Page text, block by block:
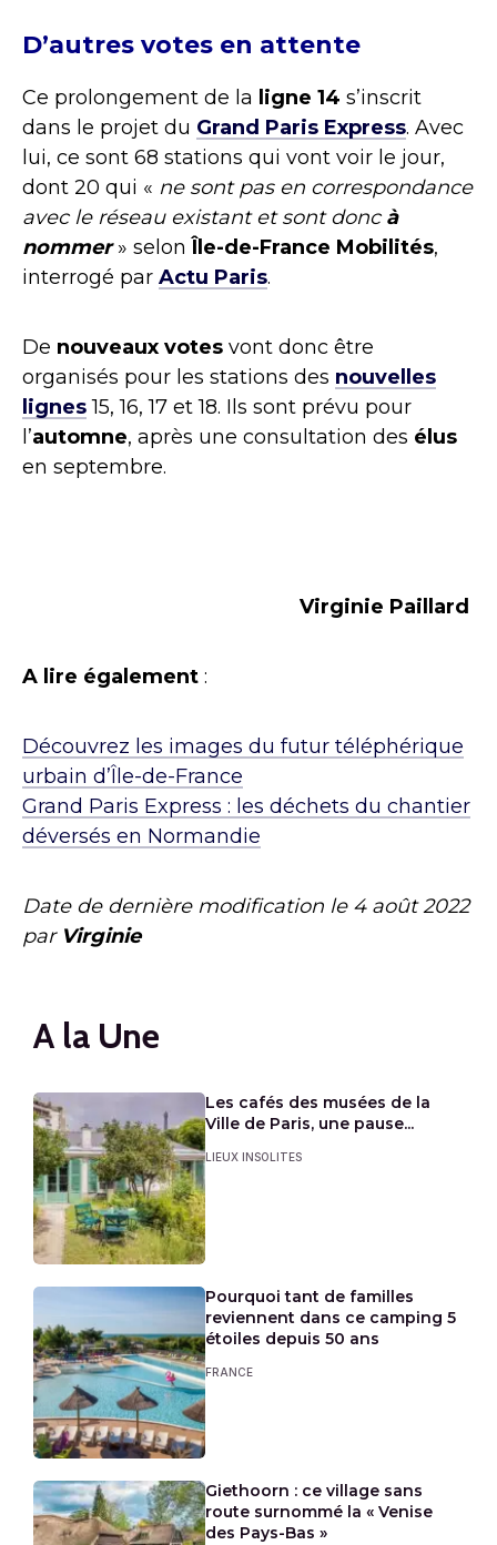
D’autres votes en attente
Ce prolongement de la ligne 14 s’inscrit
dans le projet du Grand Paris Express. Avec
lui, ce sont 68 stations qui vont voir le jour,
dont 20 qui « ne sont pas en correspondance
avec le réseau existant et sont doncà
nommer » selon Île-de-France Mobilités,
interrogé par Actu Paris.
De nouveaux votes vont donc être
organisés pour les stations des nouvelles
lignes15, 16, 17 et 18. Ils sont prévu pour
l’automne, après une consultation des élus
en septembre.
Virginie Paillard
A lire également :
Découvrez les images du futur téléphérique
urbain d’Île-de-France
Grand Paris Express : les déchets du chantier
déversés en Normandie
Date de dernière modification le 4 août 2022
par Virginie
A la Une
Les cafés des musées de la
Ville de Paris, une pause...
LIEUX INSOLITES
Pourquoi tant de familles
reviennent dans ce camping 5
étoiles depuis 50 ans
FRANCE
Giethoorn : ce village sans
route surnommé la « Venise
des Pays-Bas »